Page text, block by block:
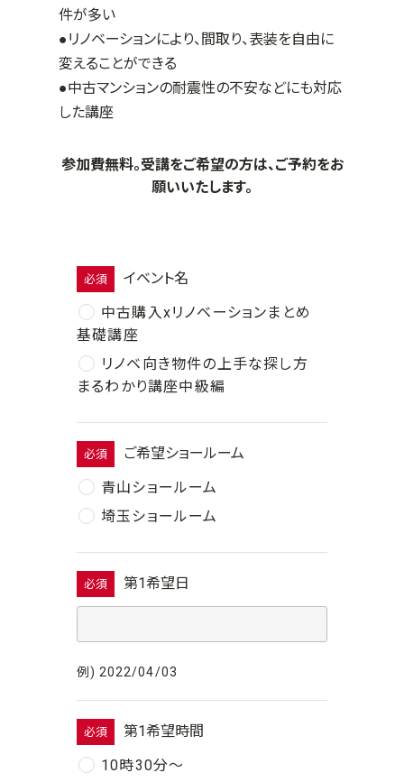
件が多い
●リノベーションにより、間取り、表装を自由に
変えることができる
●中古マンションの耐震性の不安などにも対応
した講座
参加費無料。受講をご希望の方は、ご予約をお
願いいたします。
必須
イベント名
中古購入xリノベーションまとめ
基礎講座
リノベ向き物件の上手な探し方
まるわかり講座中級編
必須
ご希望ショールーム
青山ショールーム
埼玉ショールーム
必須 第1希望日
例) 2022/04/03
必須
第1希望時間
10時30分〜